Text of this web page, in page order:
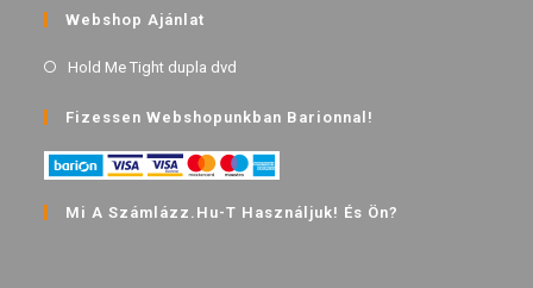
Webshop Ajánlat
Hold Me Tight dupla dvd
Fizessen Webshopunkban Barionnal!
Mi A Számlázz.hu-T Használjuk! És Ön?